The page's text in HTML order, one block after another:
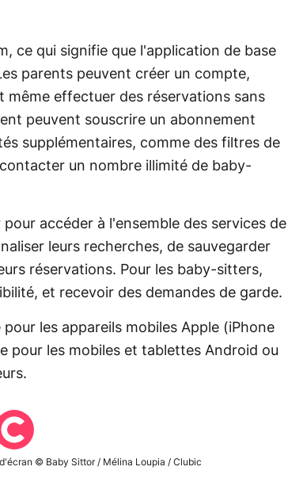
ce qui signifie que l'application de base
parents peuvent créer un compte,
effectuer des réservations sans
peuvent souscrire un abonnement
supplémentaires, comme des filtres de
un nombre illimité de baby-
accéder à l'ensemble des services de
leurs recherches, de sauvegarder
réservations. Pour les baby-sitters,
et recevoir des demandes de garde.
les appareils mobiles Apple (iPhone
pour les mobiles et tablettes Android ou
© Baby Sittor / Mélina Loupia / Clubic